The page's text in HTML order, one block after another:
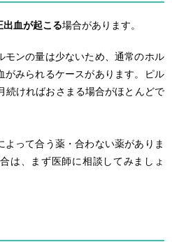
出血が起こる場合があります。
モンの量は少ないため、通常のホル
がみられるケースがあります。ピル
続ければおさまる場合がほとんどで
よって合う薬・合わない薬がありま
は、まず医師に相談してみましょ